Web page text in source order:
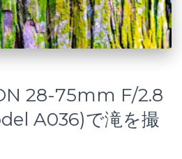
28-75mm F/2.8
A036)で滝を撮